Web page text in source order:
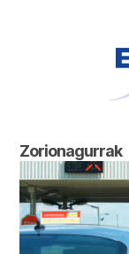
Zorionagurrak